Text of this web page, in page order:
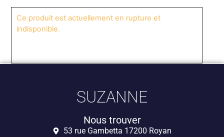
Ce produit est actuellement en rupture et
indisponible.
SUZANNE
Nous trouver
53 rue Gambetta 17200 Royan